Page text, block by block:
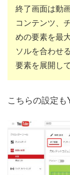
終了画面は動
コンテンツ、
めの要素を最
ソルを合わせ
要素を展開し
こちらの設定も